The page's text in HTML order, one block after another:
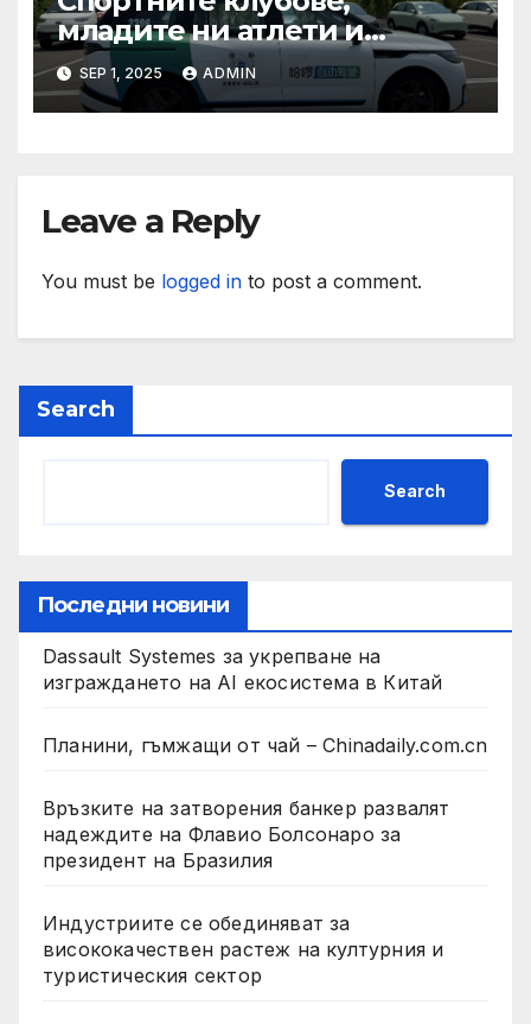
младите ни атлети и
техните треньори имат
нужда от нашата подкрепа
и ние ще им я осигурим
SEP 1, 2025 ADMIN
Leave a Reply
You must be logged in to post a comment.
Search
Search
Последни новини
Dassault Systemes за укрепване на
изграждането на AI екосистема в Китай
Планини, гъмжащи от чай – Chinadaily.com.cn
Връзките на затворения банкер развалят
надеждите на Флавио Болсонаро за
президент на Бразилия
Индустриите се обединяват за
висококачествен растеж на културния и
туристическия сектор